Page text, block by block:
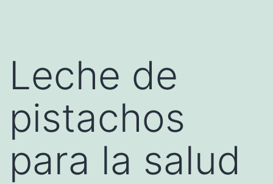
Leche de
pistachos
para la salud